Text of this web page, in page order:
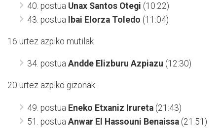
40. postua Unax Santos Otegi (10:22)
43. postua Ibai Elorza Toledo (11:04)
16 urtez azpiko mutilak
34. postua Andde Elizburu Azpiazu (12:30)
20 urtez azpiko gizonak
49. postua Eneko Etxaniz Irureta (21:43)
51. postua Anwar El Hassouni Benaissa (21:51)